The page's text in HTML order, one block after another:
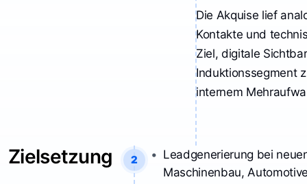
Die Akquise lief
Kontakte und
Ziel, digitale
Induktionssegment
internem
Zielsetzung 2
Leadgenerierung bei
Maschinenbau,